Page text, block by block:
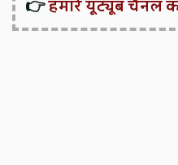
👉हमारे यूट्यूब चैनल